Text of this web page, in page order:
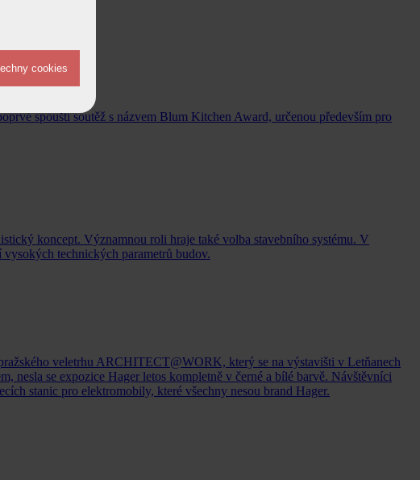
spouští soutěž s názvem Blum Kitchen Award, určenou především pro
koncept. Významnou roli hraje také volba stavebního systému. V
technických parametrů budov.
veletrhu ARCHITECT@WORK, který se na výstavišti v Letňanech
nesla se expozice Hager letos kompletně v černé a bílé barvě. Návštěvníci
stanic pro elektromobily, které všechny nesou brand Hager.